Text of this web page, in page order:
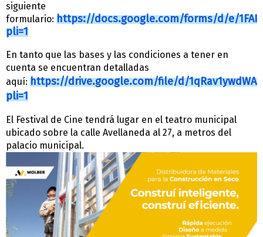
siguiente
formulario: https://docs.google.com/forms/d/e/
pli=1
En tanto que las bases y las condiciones a tener en
cuenta se encuentran detalladas
aquí: https://drive.google.com/file/d/
pli=1
El Festival de Cine tendrá lugar en el teatro municipal
ubicado sobre la calle Avellaneda al 27, a metros del
palacio municipal.